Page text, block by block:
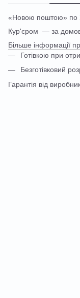
«Новою поштою» по
Кур'єром — за
Більше інформації
Готівкою при
Безготівковий
Гарантія від